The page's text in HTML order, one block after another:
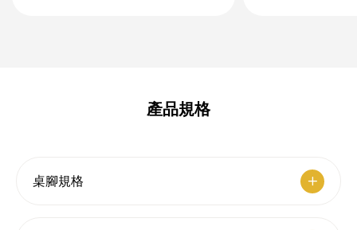
產品規格
桌腳規格